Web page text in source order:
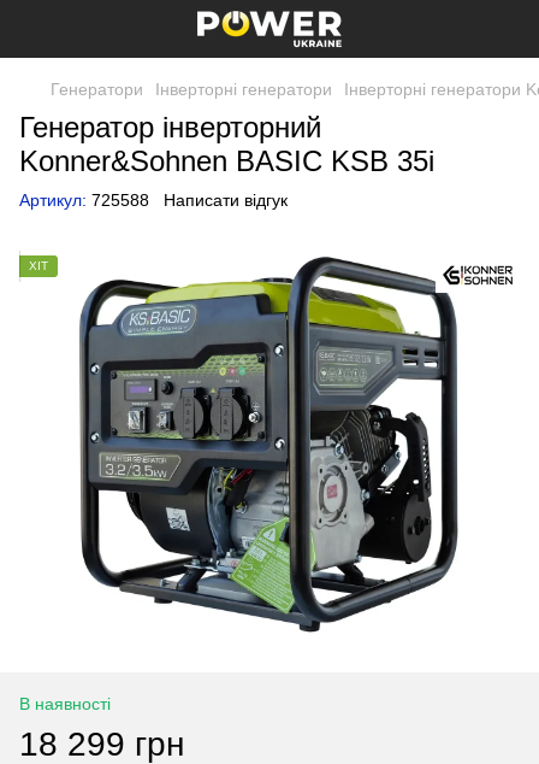
Генератори Інверторні генератори Інверторні генератори
Генератор інверторний
Konner&Sohnen BASIC KSB 35i
Артикул: 725588 Написати відгук
ХІТ
В наявності
18 299 грн